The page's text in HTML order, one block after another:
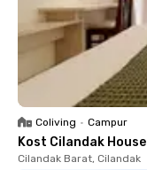
Coliving • Campur
Kost Cilandak House
Cilandak Barat, Cilandak